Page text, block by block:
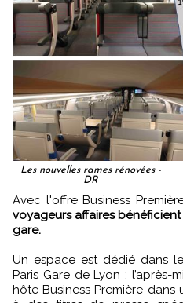
Les nouvelles rames rénovées -
DR
Avec l'offre Business
voyageurs affaires
gare.
Un espace est dédié dans
Paris Gare de Lyon :
hôte Business Première